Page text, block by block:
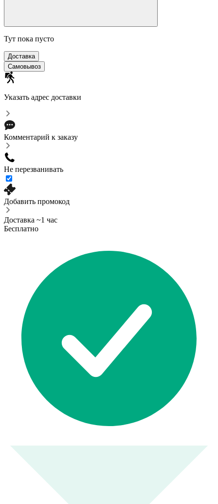
Тут пока пусто
Доставка
Самовывоз
Указать адрес доставки
Комментарий к заказу
Не перезванивать
Добавить промокод
Доставка ~1 час
Бесплатно